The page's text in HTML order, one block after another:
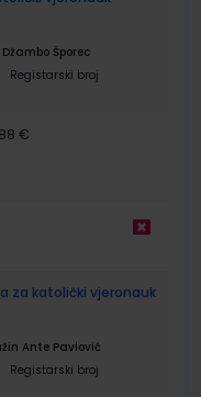
Šporec
Registarski broj
€
za katolički vjeronauk
Ante Pavlović
Registarski broj